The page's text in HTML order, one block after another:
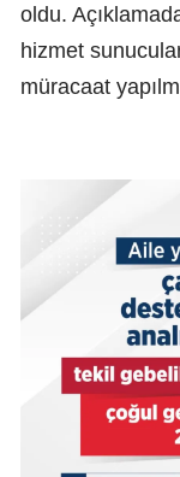
oldu.
hizmet
müracaat